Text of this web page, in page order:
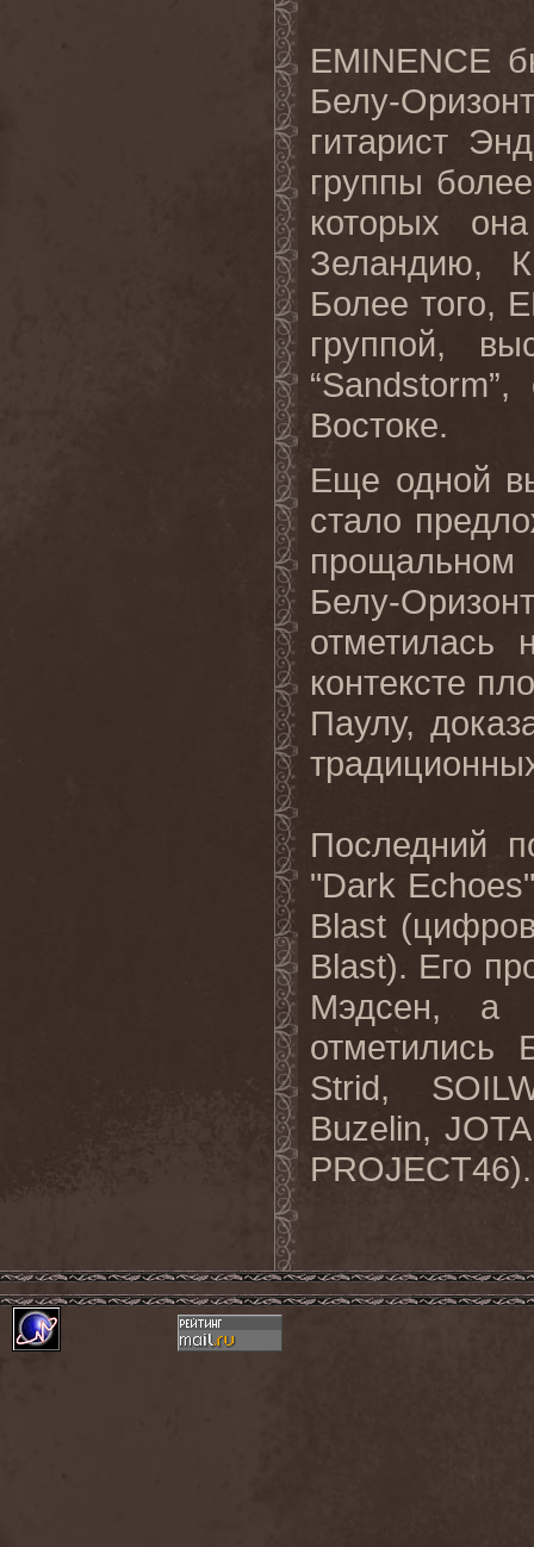
EMINENCE
Белу-
гитарист
группы
которых
Зеландию,
Более того,
группой,
Востоке.
Еще одной
стало
прощальном
Белу-
отметилась
контексте
Паулу,
Последний
"Dark
Blast
Blast). Его
Мэдсен, а
отметились
Strid,
Buzelin,
PROJECT46).